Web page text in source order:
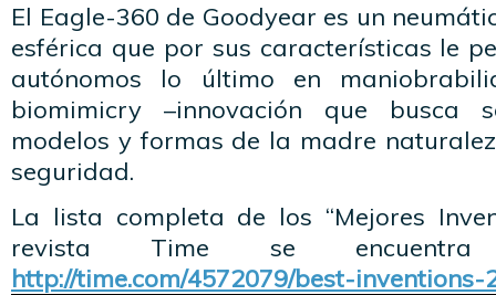
El Eagle-360 de Goodyear es un
esférica que por sus características le
autónomos lo último en
biomimicry –innovación que busca
modelos y formas de la madre
seguridad.
La lista completa de los “Mejores
revista Time se
http://time.com/4572079/best-inventions-